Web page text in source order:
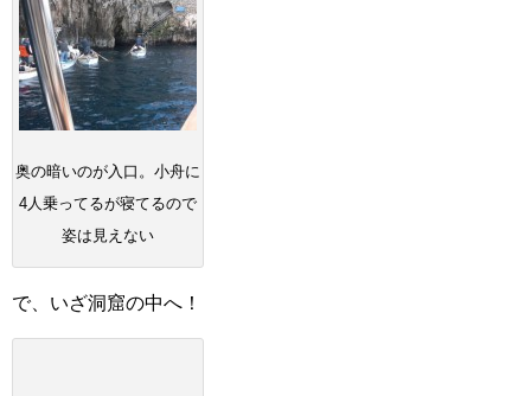
奥の暗いのが入口。小舟に
4人乗ってるが寝てるので
姿は見えない
で、いざ洞窟の中へ！